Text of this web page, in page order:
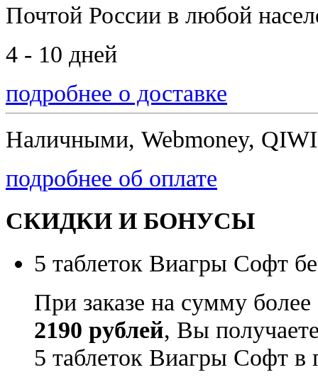
Почтой России в любой
4 - 10 дней
подробнее о доставке
Наличными, Webmoney,
подробнее об оплате
СКИДКИ И БОНУСЫ
5 таблеток Виагры Софт
При заказе на сумму более
2190 рублей, Вы
5 таблеток Виагры Софт в